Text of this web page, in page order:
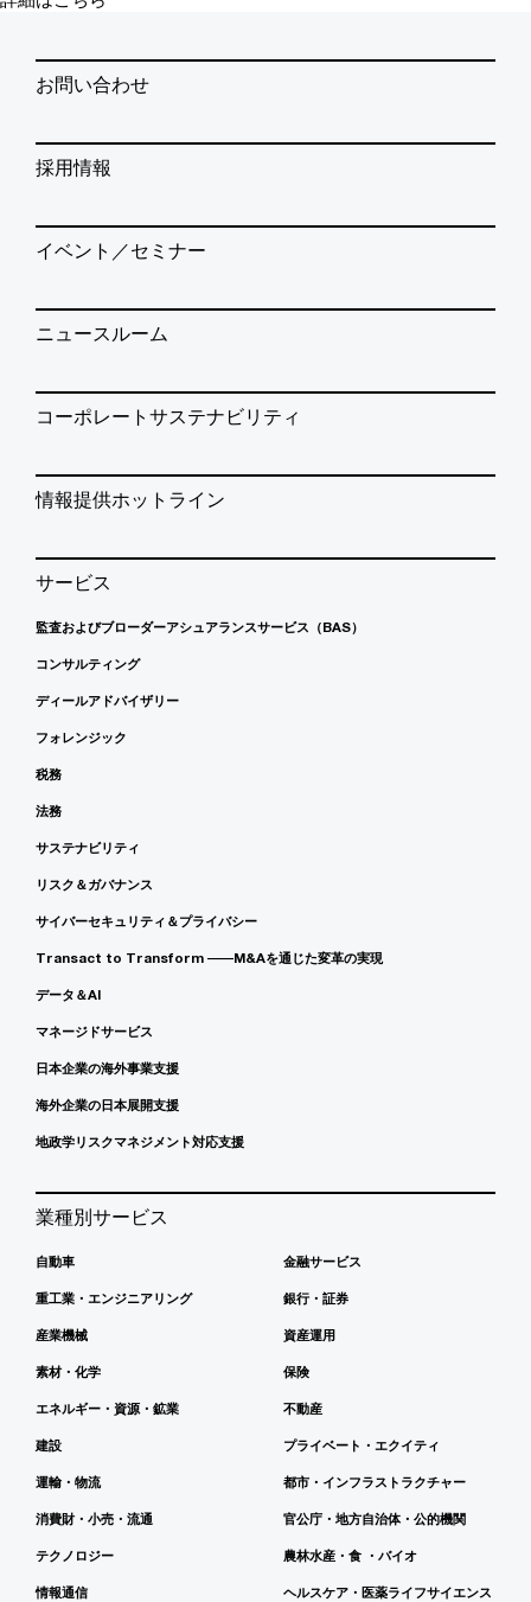
お問い合わせ
採用情報
イベント／セミナー
ニュースルーム
コーポレートサステナビリティ
情報提供ホットライン
サービス
監査およびブローダーアシュアランスサービス（BAS）
コンサルティング
ディールアドバイザリー
フォレンジック
税務
法務
サステナビリティ
リスク＆ガバナンス
サイバーセキュリティ＆プライバシー
Transact to Transform ――M&Aを通じた変革の実現
データ＆AI
マネージドサービス
日本企業の海外事業支援
海外企業の日本展開支援
地政学リスクマネジメント対応支援
業種別サービス
自動車
重工業・エンジニアリング
産業機械
素材・化学
エネルギー・資源・鉱業
建設
運輸・物流
消費財・小売・流通
テクノロジー
情報通信
金融サービス
銀行・証券
資産運用
保険
不動産
プライベート・エクイティ
都市・インフラストラクチャー
官公庁・地方自治体・公的機関
農林水産・食 ・バイオ
ヘルスケア・医薬ライフサイエンス